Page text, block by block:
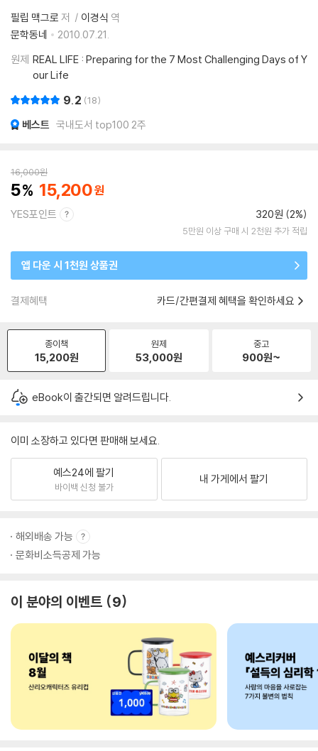
필립 맥그로 저 이경식 역
문학동네
2010.07.21.
원제 REAL LIFE : Preparing for the 7 Most Challenging Days of Y
our Life
9.2 18
베스트 국내도서 top100 2주
16,000원
5 15,200
YES포인트 320원 (2%)
5만원 이상 구매 시 2천원 추가 적립
앱 다운 시 1천원 상품권
결제혜택 카드/간편결제 혜택을 확인하세요
종이책
15,200원
원제
53,000원
중고
900원~
eBook이 출간되면 알려드립니다.
이미 소장하고 있다면 판매해 보세요.
예스24에 팔기
바이백 신청 불가
내 가게에서 팔기
해외배송 가능
문화비소득공제 가능
이 분야의 이벤트 9